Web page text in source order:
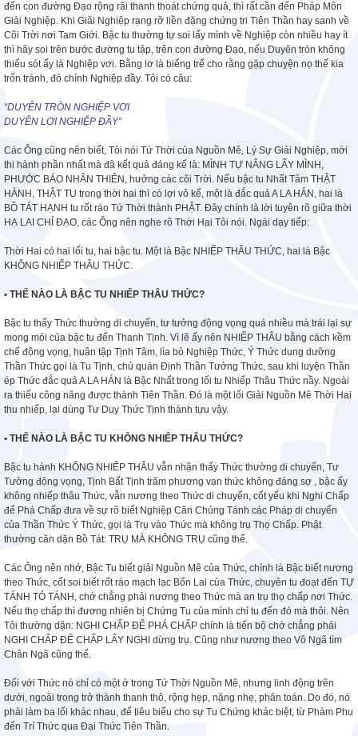
đến con đường Đạo rộng rãi thanh thoát chứng quả, thì rất cần đến Pháp Môn
Giải Nghiệp. Khi Giãi Nghiệp rạng rỡ liền đặng chứng tri Tiên Thần hay sanh về
Cõi Trời nơi Tam Giới. Bậc tu thường tự soi lấy mình về Nghiệp còn nhiều hay ít
thì hãy soi trên bước đường tu tập, trên con đường Đạo, nếu Duyên tròn không
thiếu sót ấy là Nghiệp vơi. Bằng lơ là biếng trể cho rằng gặp chuyện nọ thế kia
trốn tránh, đó chính Nghiệp đầy. Tôi có câu:
“DUYÊN TRÒN NGHIỆP VƠI
DUYÊN LƠI NGHIỆP ĐẦY”
Các Ông cũng nên biết, Tôi nói Tứ Thời của Nguồn Mê, Lý Sự Giải Nghiệp, mới
thi hành phần nhất mà đã kết quả đáng kể là: MÌNH TỰ NÂNG LẤY MÌNH,
PHƯỚC BÁO NHÂN THIÊN, hưởng các cõi Trời. Nếu bậc tu Nhất Tâm THẬT
HÀNH, THẬT TU trong thời hai thì có lợi vô kể, một là đắc quả A LA HÁN, hai là
BỒ TÁT HẠNH tu rốt ráo Tứ Thời thành PHẬT. Đây chính là lời tuyên rõ giữa thời
HẠ LAI CHỈ ĐẠO, các Ông nên nghe rõ Thời Hai Tôi nói. Ngài dạy tiếp:
Thời Hai có hai lối tu, hai bậc tu. Một là Bậc NHIẾP THÂU THỨC, hai là Bậc
KHÔNG NHIẾP THÂU THỨC.
• THẾ NÀO LÀ BẬC TU NHIẾP THÂU THỨC?
Bậc tu thấy Thức thường di chuyển, tư tưởng động vọng quá nhiều mà trái lại sự
mong mỏi của bậc tu đến Thanh Tịnh. Vì lẽ ấy nên NHIẾP THÂU bằng cách kềm
chế động vọng, huân tập Tịnh Tâm, lìa bỏ Nghiệp Thức, Ý Thức dung dưỡng
Thần Thức gọi là Tu Tịnh, chủ quán Định Thần Tưởng Thức, sau khi luyện Thần
ép Thức đắc quả A LA HÁN là Bậc Nhất trong lối tu Nhiếp Thâu Thức nầy. Ngoài
ra thiếu công năng được thành Tiên Thần. Đó là một lối Giải Nguồn Mê Thời Hai
thu nhiếp, lại dùng Tư Duy Thức Tịnh thành tựu vậy.
• THẾ NÀO LÀ BẬC TU KHÔNG NHIẾP THÂU THỨC?
Bậc tu hành KHÔNG NHIẾP THÂU vẫn nhận thấy Thức thường di chuyển, Tư
Tưởng động vọng, Tịnh Bất Tịnh trăm phương vạn thức không đáng sợ , bậc ấy
không nhiếp thâu Thức, vẫn nương theo Thức di chuyển, cốt yếu khi Nghi Chấp
để Phá Chấp đưa về sự rõ biết Nghiệp Căn Chủng Tánh các Pháp di chuyển
của Thần Thức Ý Thức, gọi là Trụ vào Thức mà không trụ Thọ Chấp. Phật
thường căn dặn Bồ Tát: TRỤ MÀ KHÔNG TRỤ cũng thế.
Các Ông nên nhớ, Bậc Tu biết giải Nguồn Mê của Thức, chính là Bậc biết nương
theo Thức, cốt soi biết rốt ráo mạch lạc Bổn Lai của Thức, chuyên tu đoạt đến TỰ
TÁNH TỎ TÁNH, chớ chẳng phải nương theo Thức mà an trụ thọ chấp nơi Thức.
Nếu thọ chấp thì đương nhiên bị Chứng Tu của mình chỉ tu đến đó mà thôi. Nên
Tôi thường dặn: NGHI CHẤP ĐỂ PHÁ CHẤP chính là tiến bộ chớ chẳng phải
NGHI CHẤP ĐỂ CHẤP LẤY NGHI dừng trụ. Cũng như nương theo Vô Ngã tìm
Chân Ngã cũng thế.
Đối với Thức nó chỉ có một ở trong Tứ Thời Nguồn Mê, nhưng linh động trên
dưới, ngoài trong trở thành thanh thô, rộng hẹp, nặng nhẹ, phân toán. Do đó, nó
phải làm ba lối khác nhau, để tiêu biểu cho sự Tu Chứng khác biệt, từ Phàm Phu
đến Trí Thức qua Đại Thức Tiên Thần.